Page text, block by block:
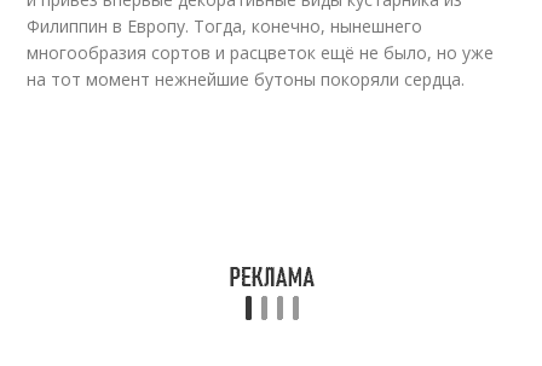
Филиппин в Европу. Тогда, конечно, нынешнего
многообразия сортов и расцветок ещё не было, но уже
на тот момент нежнейшие бутоны покоряли сердца.